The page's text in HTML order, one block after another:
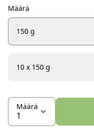
Määrä
150 g
10 x 150 g
Määrä